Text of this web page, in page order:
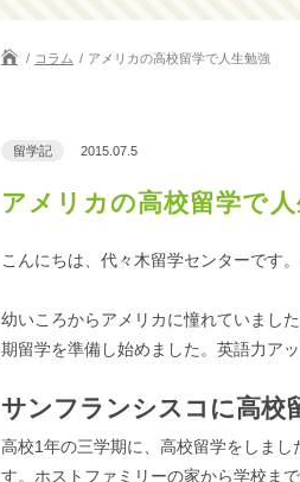
コラム アメリカの高校留学で人生勉強
留学記 2015.07.5
アメリカの高校留学で
こんにちは、代々木留学センターです
幼いころからアメリカに憧れていまし
期留学を準備し始めました。英語力ア
サンフランシスコに高校
高校1年の三学期に、高校留学をしま
す。ホストファミリーの家から学校ま